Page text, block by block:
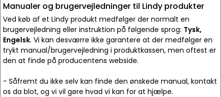
Manualer og brugervejledninger til Lindy produkter
Ved køb af et Lindy produkt medfølger der normalt en
brugervejledning eller instruktion på følgende sprog: Tysk,
Engelsk. Vi kan desværre ikke garantere at der medfølger en
trykt manual/brugervejledning i produktkassen, men oftest er
den at finde på producentens webside.
- Såfremt du ikke selv kan finde den ønskede manual, kontakt
os da blot, og vi vil gøre hvad vi kan for at hjælpe.